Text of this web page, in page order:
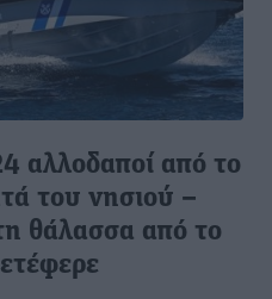
αλλοδαποί από το
του νησιού –
θάλασσα από το